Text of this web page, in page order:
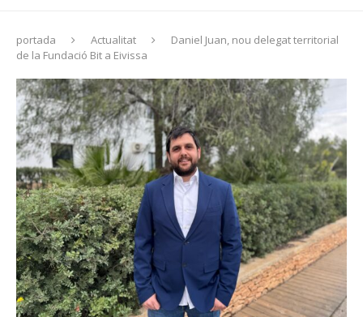
portada Actualitat
Daniel Juan, nou delegat territorial
de la Fundació Bit a Eivissa